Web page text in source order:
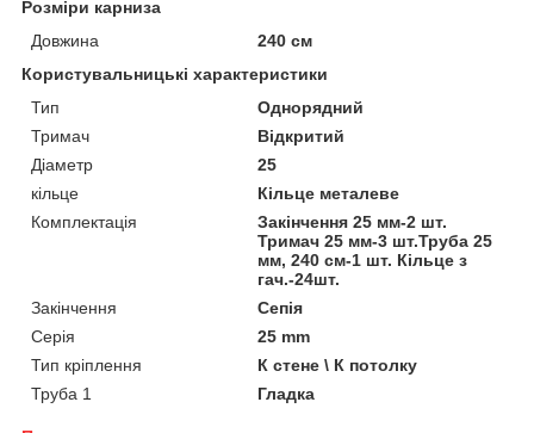
Розміри карниза
Довжина
240 см
Користувальницькі характеристики
Тип
Однорядний
Тримач
Відкритий
Діаметр
25
кільце
Кільце металеве
Комплектація
Закінчення 25 мм-2 шт.
Тримач 25 мм-3 шт.Труба 25
мм, 240 см-1 шт. Кільце з
гач.-24шт.
Закінчення
Сепія
Серія
25 mm
Тип кріплення
К стене \ К потолку
Труба 1
Гладка